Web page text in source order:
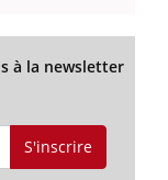
à la newsletter
S'inscrire